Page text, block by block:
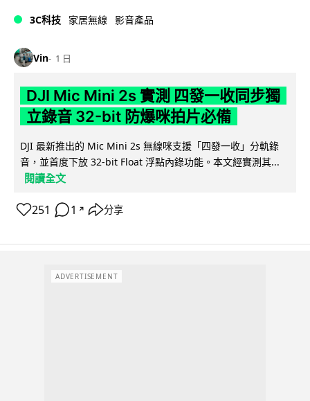
3C科技 家居無線 影音產品
Vin 1 日
DJI Mic Mini 2s 實測 四發一收同步獨
立錄音 32-bit 防爆咪拍片必備
DJI 最新推出的 Mic Mini 2s 無線咪支援「四發一收」分軌錄
音，並首度下放 32-bit Float 浮點內錄功能。本文經實測其...
閱讀全文
251 1 ↗ 分享
ADVERTISEMENT